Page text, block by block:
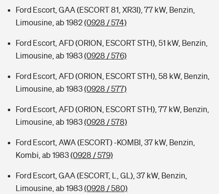
Ford Escort, GAA (ESCORT 81, XR3I), 77 kW, Benzin,
Limousine, ab 1982(0928 / 574)
Ford Escort, AFD (ORION, ESCORT STH), 51 kW, Benzin,
Limousine, ab 1983(0928 / 576)
Ford Escort, AFD (ORION, ESCORT STH), 58 kW, Benzin,
Limousine, ab 1983(0928 / 577)
Ford Escort, AFD (ORION, ESCORT STH), 77 kW, Benzin,
Limousine, ab 1983(0928 / 578)
Ford Escort, AWA (ESCORT) -KOMBI, 37 kW, Benzin,
Kombi, ab 1983(0928 / 579)
Ford Escort, GAA (ESCORT, L, GL), 37 kW, Benzin,
Limousine, ab 1983(0928 / 580)